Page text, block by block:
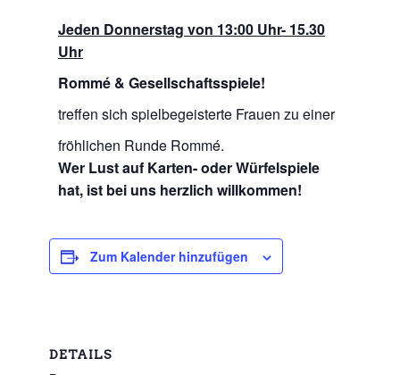
Jeden Donnerstag von 13:00 Uhr- 15.30
Uhr
Rommé & Gesellschaftsspiele!
treffen sich spielbegeisterte Frauen zu einer
fröhlichen Runde Rommé.
Wer Lust auf Karten- oder Würfelspiele
hat, ist bei uns herzlich willkommen!
Zum Kalender hinzufügen
DETAILS